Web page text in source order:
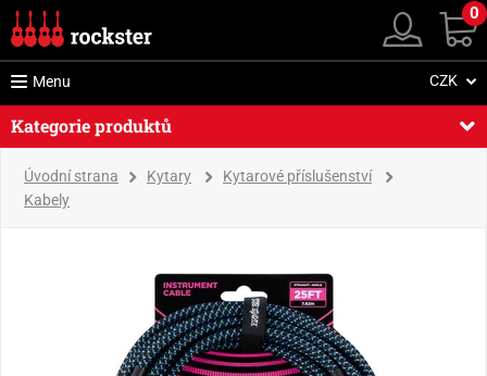
0
Menu CZK
Kategorie produktů
Úvodní strana Kytary
Kytarové příslušenství
Kabely